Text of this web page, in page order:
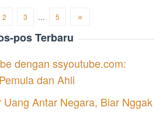
2 3 … 5
pos Terbaru
dengan ssyoutube.com:
dan Ahli
Antar Negara, Biar Nggak